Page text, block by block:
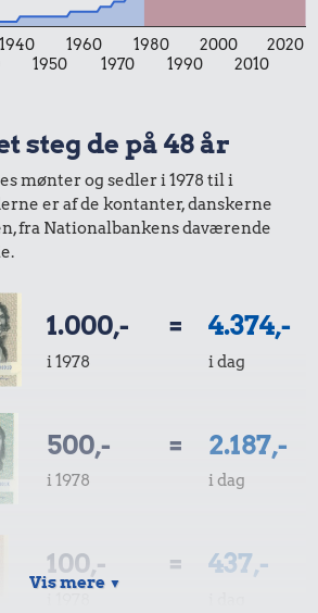
1940
1950
1960
1970
1980
1990
2000
2010
2020
steg de på 48 år
mønter og sedler i 1978 til i
er af de kontanter, danskerne
fra Nationalbankens daværende
1.000,-
i 1978
= 4.374,-
i dag
500,-
i 1978
= 2.187,-
i dag
100,- = 437,-
Vis mere ▼